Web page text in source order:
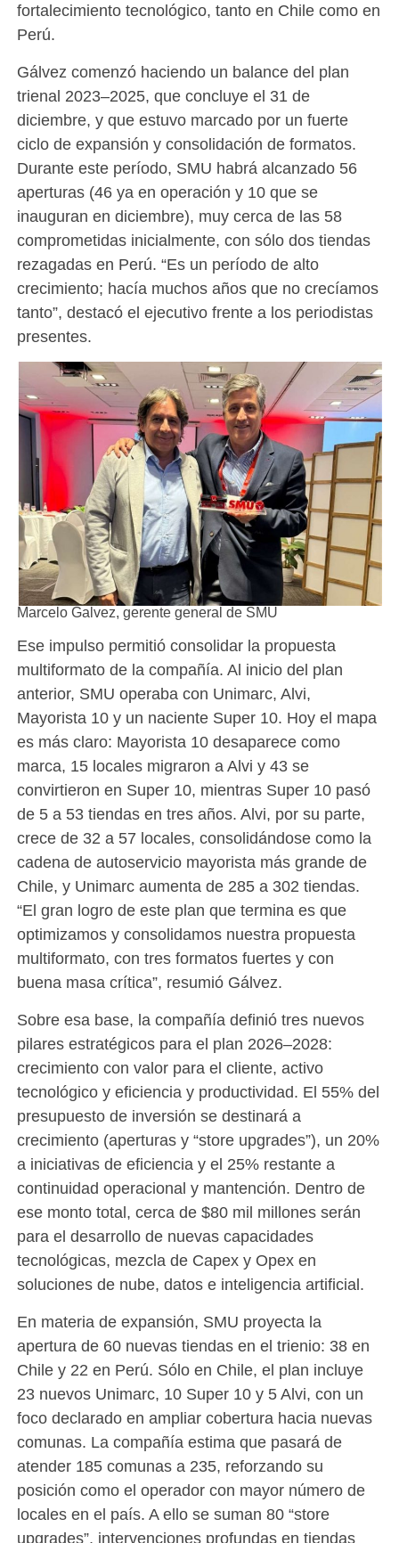
fortalecimiento tecnológico, tanto en Chile como en
Perú.
Gálvez comenzó haciendo un balance del plan
trienal 2023–2025, que concluye el 31 de
diciembre, y que estuvo marcado por un fuerte
ciclo de expansión y consolidación de formatos.
Durante este período, SMU habrá alcanzado 56
aperturas (46 ya en operación y 10 que se
inauguran en diciembre), muy cerca de las 58
comprometidas inicialmente, con sólo dos tiendas
rezagadas en Perú. “Es un período de alto
crecimiento; hacía muchos años que no crecíamos
tanto”, destacó el ejecutivo frente a los periodistas
presentes.
Marcelo Galvez, gerente general de SMU
Ese impulso permitió consolidar la propuesta
multiformato de la compañía. Al inicio del plan
anterior, SMU operaba con Unimarc, Alvi,
Mayorista 10 y un naciente Super 10. Hoy el mapa
es más claro: Mayorista 10 desaparece como
marca, 15 locales migraron a Alvi y 43 se
convirtieron en Super 10, mientras Super 10 pasó
de 5 a 53 tiendas en tres años. Alvi, por su parte,
crece de 32 a 57 locales, consolidándose como la
cadena de autoservicio mayorista más grande de
Chile, y Unimarc aumenta de 285 a 302 tiendas.
“El gran logro de este plan que termina es que
optimizamos y consolidamos nuestra propuesta
multiformato, con tres formatos fuertes y con
buena masa crítica”, resumió Gálvez.
Sobre esa base, la compañía definió tres nuevos
pilares estratégicos para el plan 2026–2028:
crecimiento con valor para el cliente, activo
tecnológico y eficiencia y productividad. El 55% del
presupuesto de inversión se destinará a
crecimiento (aperturas y “store upgrades”), un 20%
a iniciativas de eficiencia y el 25% restante a
continuidad operacional y mantención. Dentro de
ese monto total, cerca de $80 mil millones serán
para el desarrollo de nuevas capacidades
tecnológicas, mezcla de Capex y Opex en
soluciones de nube, datos e inteligencia artificial.
En materia de expansión, SMU proyecta la
apertura de 60 nuevas tiendas en el trienio: 38 en
Chile y 22 en Perú. Sólo en Chile, el plan incluye
23 nuevos Unimarc, 10 Super 10 y 5 Alvi, con un
foco declarado en ampliar cobertura hacia nuevas
comunas. La compañía estima que pasará de
atender 185 comunas a 235, reforzando su
posición como el operador con mayor número de
locales en el país. A ello se suman 80 “store
upgrades”, intervenciones profundas en tiendas